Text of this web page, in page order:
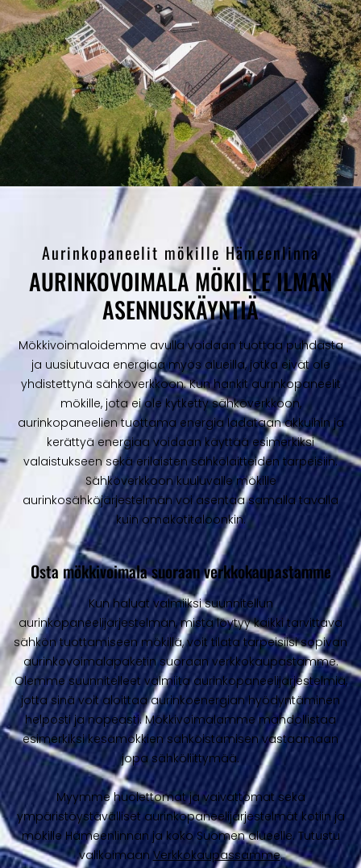
Aurinkopaneelit mökille Hämeenlinna
AURINKOVOIMALA MÖKILLE ILMAN
ASENNUSKÄYNTIÄ
Mökkivoimaloidemme avulla voidaan tuottaa puhdasta
ja uusiutuvaa energiaa myös alueilla, jotka eivät ole
yhdistettynä sähköverkkoon. Kun hankit aurinkopaneelit
mökille, jota ei ole kytketty sähköverkkoon,
aurinkopaneelien tuottama energia ladataan akkuihin ja
kerättyä energiaa voidaan käyttää esimerkiksi
valaistukseen sekä erilaisten sähkölaitteiden tarpeisiin.
Sähköverkkoon kuuluvalle mökille
aurinkosähköjärjestelmän voi asentaa samalla tavalla
kuin omakotitaloonkin.
Osta mökkivoimala suoraan verkkokaupastamme
Kun haluat valmiiksi suunnitellun
aurinkopaneelijärjestelmän, mistä löytyy kaikki tarvittava
sähkön tuottamiseen mökillä, voit tilata tarpeisiisi sopivan
aurinkovoimalapaketin suoraan verkkokaupastamme.
Olemme suunnitelleet valmiita aurinkopaneelijärjestelmiä,
jotta sinä voit aloittaa aurinkoenergian hyödyntäminen
helposti ja nopeasti. Mökkivoimalamme mahdollistaa
esimerkiksi kesämökkien sähköistämisen vastaamaan
jopa sähköliittymää.
Myymme huolettomat ja vaivattomat sekä
ympäristöystävälliset aurinkopaneelijärjestelmät kotiin ja
mökille Hämeenlinnan ja koko Suomen alueelle. Tutustu
valikoimaanVerkkokaupassamme.